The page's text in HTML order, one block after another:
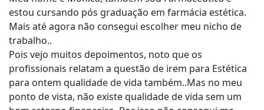
estou cursando pós graduação em farmácia estética.
Mais até agora não consegui escolher meu nicho de
trabalho..
Pois vejo muitos depoimentos, noto que os
profissionais relatam a questão de irem para Estética
para ontem qualidade de vida também..Mas no meu
ponto de vista, não existe qualidade de vida sem um